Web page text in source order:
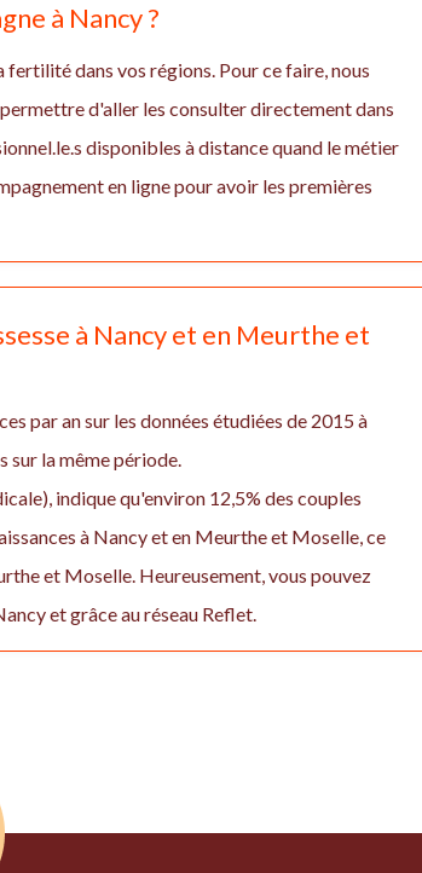
à Nancy ?
dans vos régions. Pour ce faire, nous
d'aller les consulter directement dans
disponibles à distance quand le métier
en ligne pour avoir les premières
à Nancy et en Meurthe et
par an sur les données étudiées de 2015 à
sur la même période.
indique qu'environ 12,5% des couples
à Nancy et en Meurthe et Moselle, ce
et Moselle. Heureusement, vous pouvez
et grâce au réseau Reflet.